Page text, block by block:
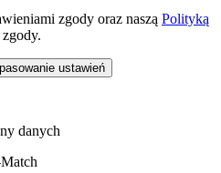
zgody oraz naszą Polityką
ustawień
danych